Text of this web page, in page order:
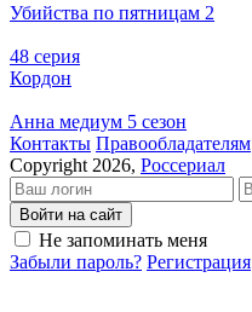
Убийства по пятницам 2
48 серия
Кордон
Анна медиум 5 сезон
Кон­так­ты Пра­во­об­ла­да­те­лям
Copyright 2026, Россериал
Войти на сайт
Не запоминать меня
Забыли пароль? Регистрация